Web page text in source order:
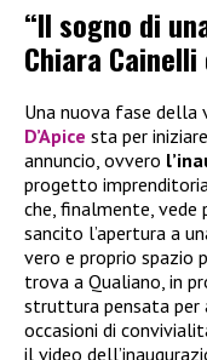
“Il sogno di
Chiara Cainelli
Una nuova fase della
D’Apice sta per
annuncio, ovvero
progetto
che, finalmente, vede
sancito l’apertura a
vero e proprio spazio
trova a Qualiano, in
struttura pensata per
occasioni di
il video